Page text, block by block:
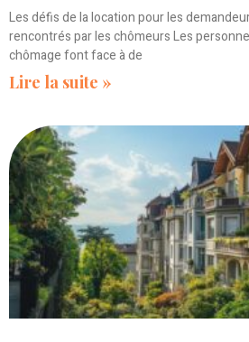
Les défis de la location pour les
rencontrés par les chômeurs Les
chômage font face à de
Lire la suite »